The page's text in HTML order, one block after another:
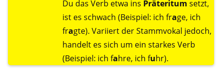
Du das Verb etwa ins Präteritum setzt,
ist es schwach (Beispiel: ich frage, ich
fragte). Variiert der Stammvokal jedoch,
handelt es sich um ein starkes Verb
(Beispiel: ich fahre, ich fuhr).